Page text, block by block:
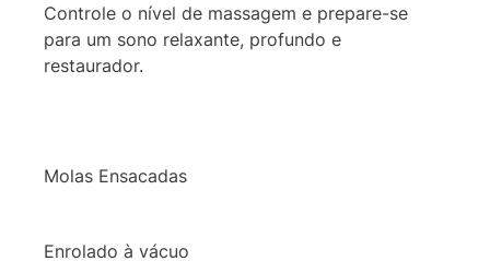
Controle o nível de massagem e prepare-se
para um sono relaxante, profundo e
restaurador.
Molas Ensacadas
Enrolado à vácuo